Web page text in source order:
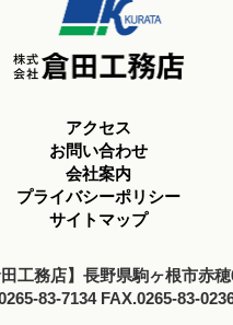
アクセス
お問い合わせ
会社案内
プライバシーポリシー
サイトマップ
田工務店】長野県駒ヶ根市赤
83-7134 FAX.0265-83-